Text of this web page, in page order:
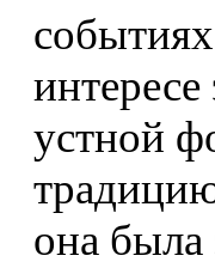
устной
она